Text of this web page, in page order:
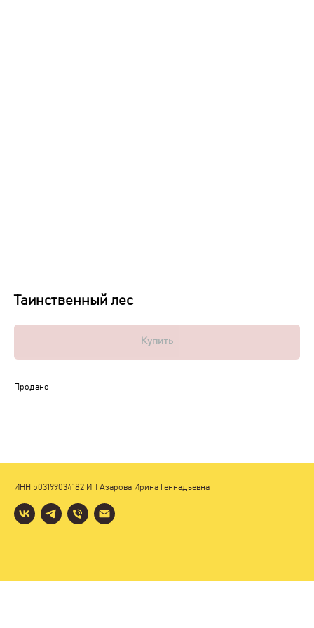
Таинственный лес
Купить
Продано
ИНН 503199034182 ИП Азарова Ирина Геннадьевна